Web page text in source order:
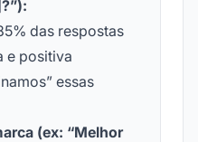
das respostas
e positiva
essas
(ex: “Melhor